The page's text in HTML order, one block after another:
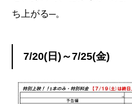
ち上がる─。
7/20(日)～7/25(金)